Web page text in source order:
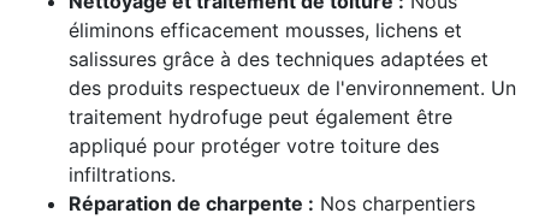
éliminons efficacement mousses, lichens et
salissures grâce à des techniques adaptées et
des produits respectueux de l'environnement. Un
traitement hydrofuge peut également être
appliqué pour protéger votre toiture des
infiltrations.
Réparation de charpente : Nos charpentiers